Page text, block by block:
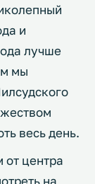
и
лучше
мы
весь день.
от центра
на